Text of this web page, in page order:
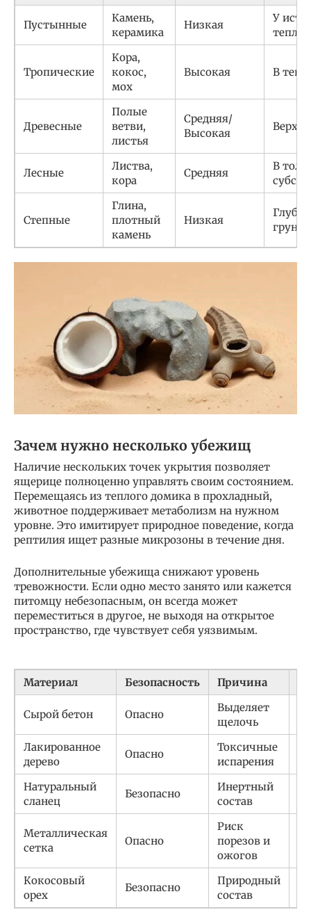
Пустынные
Камень,
керамика
Низкая
У
тепла
Тропические
Кора,
кокос,
мох
Высокая В
Древесные
Полые
ветви,
листья
Средняя/
Высокая
Лесные
Листва,
кора
Средняя
В
Степные
Глина,
плотный
камень
Низкая
грунте
Зачем нужно несколько убежищ
Наличие нескольких точек укрытия позволяет
ящерице полноценно управлять своим состоянием.
Перемещаясь из теплого домика в прохладный,
животное поддерживает метаболизм на нужном
уровне. Это имитирует природное поведение, когда
рептилия ищет разные микрозоны в течение дня.
Дополнительные убежища снижают уровень
тревожности. Если одно место занято или кажется
питомцу небезопасным, он всегда может
переместиться в другое, не выходя на открытое
пространство, где чувствует себя уязвимым.
Материал Безопасность Причина
Сырой бетон Опасно
Выделяет
щелочь
Лакированное
дерево
Опасно
Токсичные
испарения
Натуральный
сланец
Безопасно
Инертный
состав
Металлическая
сетка
Опасно
Риск
порезов и
ожогов
Кокосовый
орех
Безопасно
Природный
состав